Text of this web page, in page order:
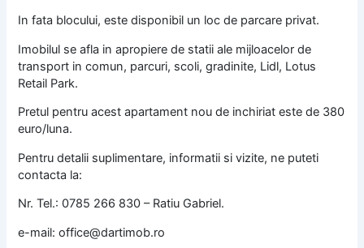
In fata blocului, este disponibil un loc de parcare privat.
Imobilul se afla in apropiere de statii ale mijloacelor de
transport in comun, parcuri, scoli, gradinite, Lidl, Lotus
Retail Park.
Pretul pentru acest apartament nou de inchiriat este de 380
euro/luna.
Pentru detalii suplimentare, informatii si vizite, ne puteti
contacta la:
Nr. Tel.: 0785 266 830 – Ratiu Gabriel.
e-mail: office@dartimob.ro